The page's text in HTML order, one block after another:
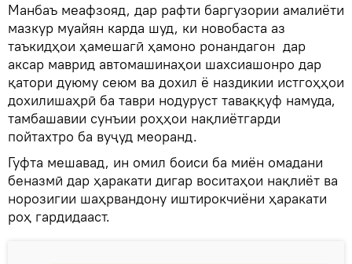
Манбаъ меафзояд, дар рафти баргузории амалиёти
мазкур муайян карда шуд, ки новобаста аз
таъкидҳои ҳамешагӣ ҳамоно ронандагон дар
аксар маврид автомашинаҳои шахсиашонро дар
қатори дуюму сеюм ва дохил ё наздикии истгоҳҳои
дохилишаҳрӣ ба таври нодуруст таваққуф намуда,
тамбашавии сунъии роҳҳои нақлиётгарди
пойтахтро ба вуҷуд меоранд.
Гуфта мешавад, ин омил боиси ба миён омадани
беназмӣ дар ҳаракати дигар воситаҳои нақлиёт ва
норозигии шаҳрвандону иштирокчиёни ҳаракати
роҳ гардидааст.